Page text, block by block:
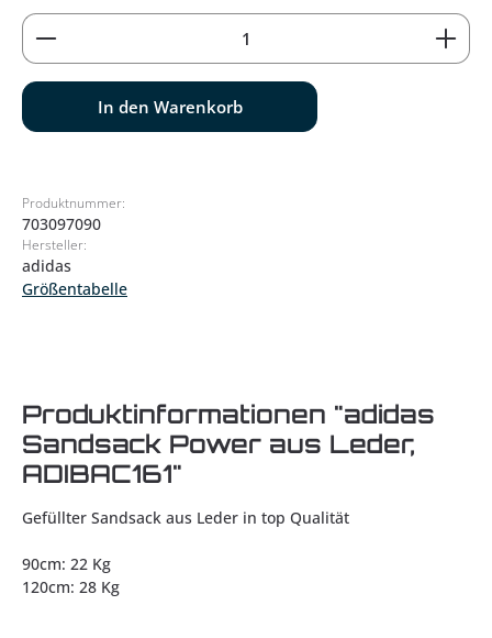
Produkt Anzahl: Gib den gewünschten Wert ein
In den Warenkorb
Produktnummer:
703097090
Hersteller:
adidas
Größentabelle
Produktinformationen "adidas
Sandsack Power aus Leder,
ADIBAC161"
Gefüllter Sandsack aus Leder in top Qualität
90cm: 22 Kg
120cm: 28 Kg